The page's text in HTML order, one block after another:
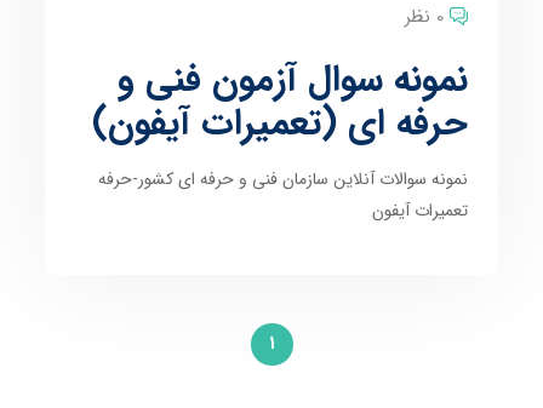
0 نظر
نمونه سوال آزمون فنی و
حرفه ای (تعمیرات آیفون)
نمونه سوالات آنلاین سازمان فنی و حرفه ای کشور-حرفه
تعمیرات آیفون
1